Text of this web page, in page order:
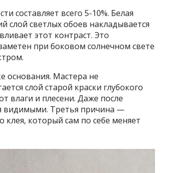
составляет всего 5-10%. Белая
слой светлых обоев накладывается
этот контраст. Это
при боковом солнечном свете
основания. Мастера не
слой старой краски глубокого
влаги и плесени. Даже после
видимыми. Третья причина —
клея, который сам по себе меняет